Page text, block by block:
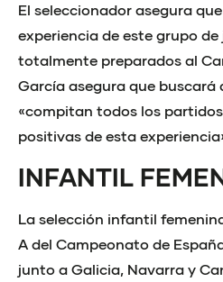
El seleccionador asegura
experiencia de este grupo
totalmente preparados al
García asegura que buscará
«compitan todos los
positivas de esta
INFANTIL
La selección infantil
A del Campeonato de
junto a Galicia, Navarra y